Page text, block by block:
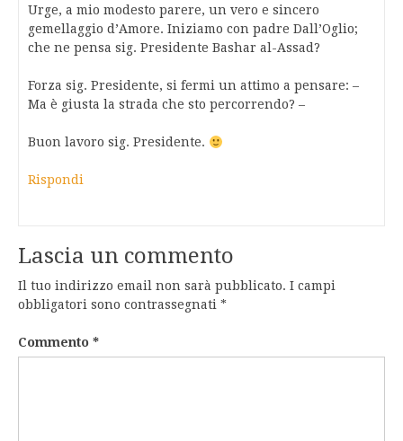
Urge, a mio modesto parere, un vero e sincero
gemellaggio d’Amore. Iniziamo con padre Dall’Oglio;
che ne pensa sig. Presidente Bashar al-Assad?
Forza sig. Presidente, si fermi un attimo a pensare: –
Ma è giusta la strada che sto percorrendo? –
Buon lavoro sig. Presidente.
Rispondi
Lascia un commento
Il tuo indirizzo email non sarà pubblicato. I campi
obbligatori sono contrassegnati *
Commento *